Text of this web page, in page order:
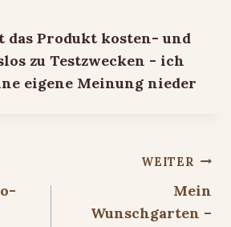
WEITER
Mein
Wunschgarten –